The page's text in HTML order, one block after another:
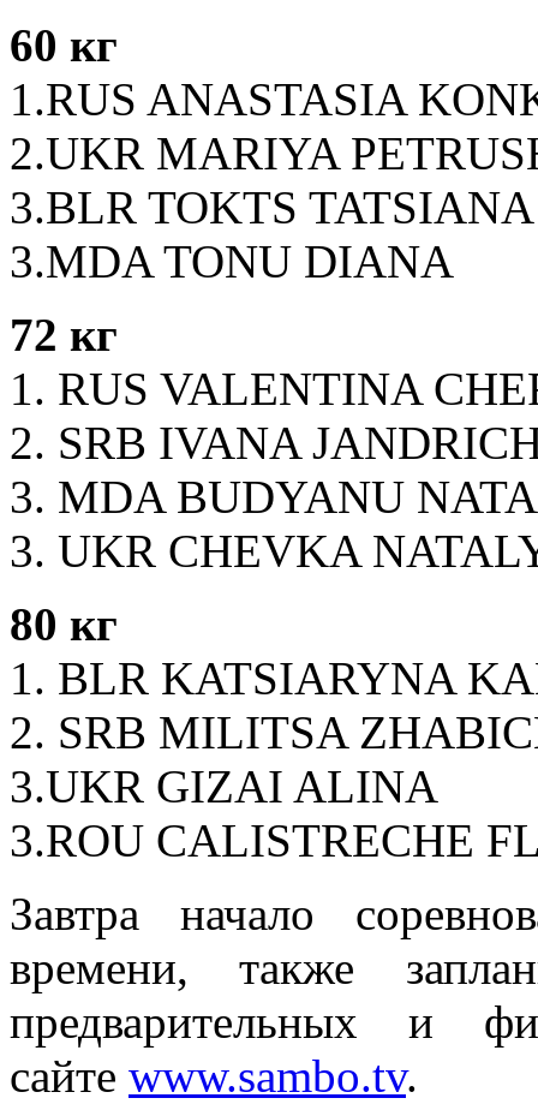
60 кг
1.RUS ANASTASIA
2.UKR MARIYA
3.BLR TOKTS TATSIANA
3.MDA TONU DIANA
72 кг
1. RUS VALENTINA
2. SRB IVANA
3. MDA BUDYANU
3. UKR CHEVKA
80 кг
1. BLR KATSIARYNA
2. SRB MILITSA
3.UKR GIZAI ALINA
3.ROU CALISTRECHE
Завтра начало
времени, также
предварительных и
сайте www.sambo.tv.